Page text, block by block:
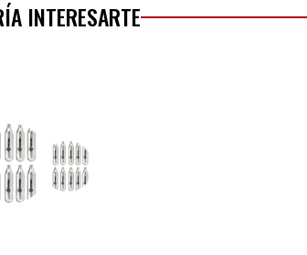
INTERESARTE